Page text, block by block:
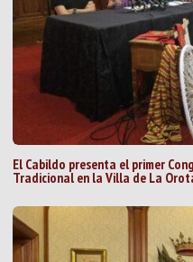
El Cabildo presenta el primer
Tradicional en la Villa de La